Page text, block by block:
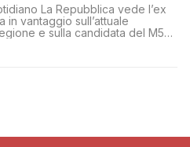
La Repubblica vede l’ex
in vantaggio sull’attuale
e sulla candidata del M5S